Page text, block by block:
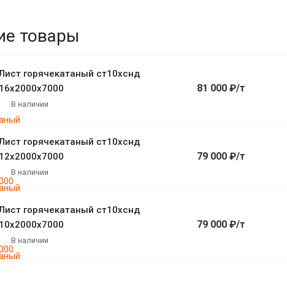
товары
горячекатаный ст10хснд
В наличии
81 000 ₽/т
горячекатаный ст10хснд
В наличии
79 000 ₽/т
горячекатаный ст10хснд
В наличии
79 000 ₽/т